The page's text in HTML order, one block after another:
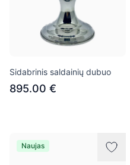
Sidabrinis saldainių dubuo
895.00 €
Naujas